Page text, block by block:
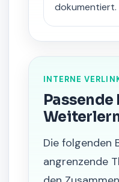
dokumentiert.
INTERNE
Passende
Die folgenden
angrenzende